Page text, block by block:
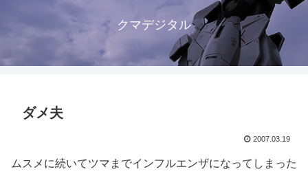
クマデジタル
ダメ夫
2007.03.19
ムスメに続いてツマまでインフルエンザになってしまった